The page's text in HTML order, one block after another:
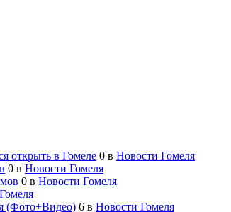
открыть в Гомеле 0 в Новости Гомеля
0 в Новости Гомеля
0 в Новости Гомеля
(Фото+Видео) 6 в Новости Гомеля